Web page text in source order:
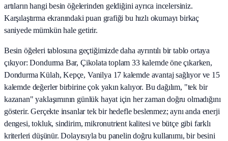
artıların hangi besin öğelerinden geldiğini ayrıca incelersiniz.
Karşılaştırma ekranındaki puan grafiği bu hızlı okumayı birkaç
saniyede mümkün hale getirir.
Besin öğeleri tablosuna geçtiğimizde daha ayrıntılı bir tablo ortaya
çıkıyor: Dondurma Bar, Çikolata toplam 33 kalemde öne çıkarken,
Dondurma Külah, Kepçe, Vanilya 17 kalemde avantaj sağlıyor ve 15
kalemde değerler birbirine çok yakın kalıyor. Bu dağılım, "tek bir
kazanan" yaklaşımının günlük hayat için her zaman doğru olmadığını
gösterir. Gerçekte insanlar tek bir hedefle beslenmez; aynı anda enerji
dengesi, tokluk, sindirim, mikronutrient kalitesi ve bütçe gibi farklı
kriterleri düşünür. Dolayısıyla bu panelin doğru kullanımı, bir besini